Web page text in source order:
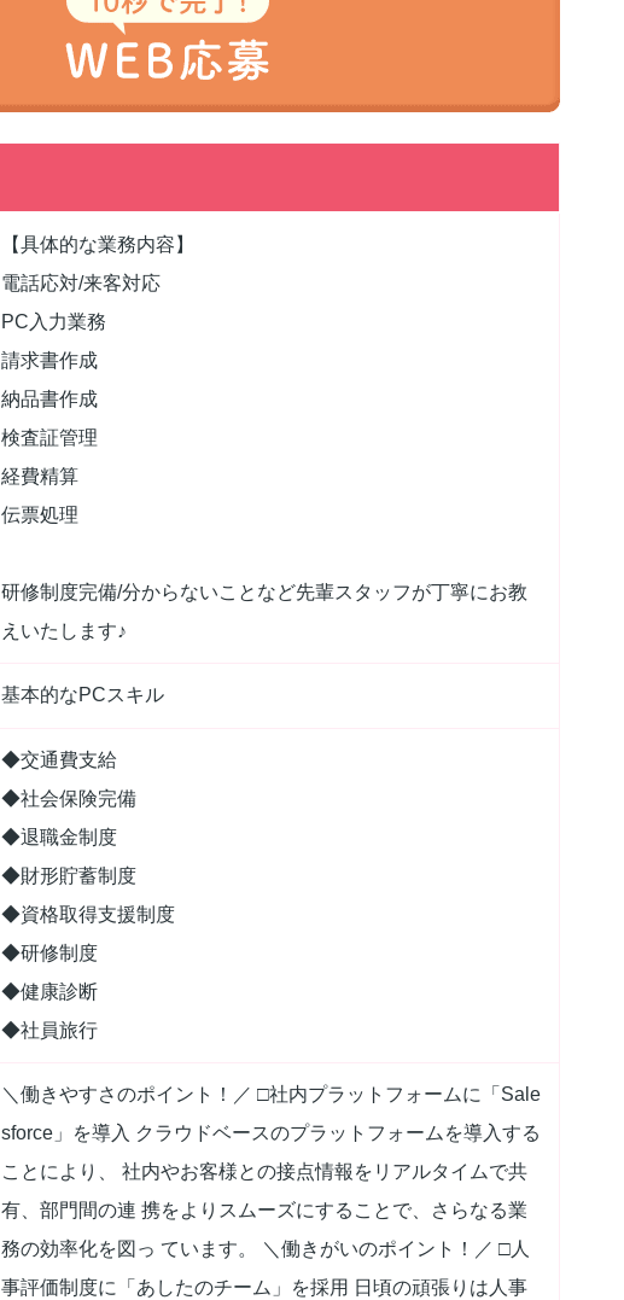
【具体的な業務内容】
電話応対/来客対応
PC入力業務
請求書作成
納品書作成
検査証管理
経費精算
伝票処理
研修制度完備/分からないことなど先輩スタッフが丁寧にお教
えいたします♪
基本的なPCスキル
◆交通費支給
◆社会保険完備
◆退職金制度
◆財形貯蓄制度
◆資格取得支援制度
◆研修制度
◆健康診断
◆社員旅行
＼働きやすさのポイント！／ □社内プラットフォームに「Sale
sforce」を導入 クラウドベースのプラットフォームを導入する
ことにより、 社内やお客様との接点情報をリアルタイムで共
有、部門間の連 携をよりスムーズにすることで、さらなる業
務の効率化を図っ ています。 ＼働きがいのポイント！／ □人
事評価制度に「あしたのチーム」を採用 日頃の頑張りは人事